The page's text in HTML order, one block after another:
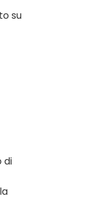
su
di